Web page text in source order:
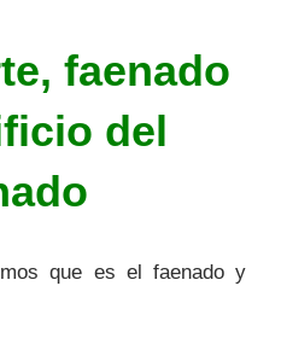
faenado
del
que es el faenado y